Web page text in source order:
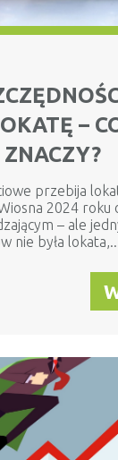
–
przebija
2024 roku
– ale
nie była